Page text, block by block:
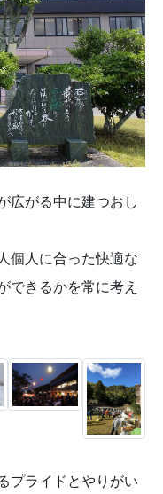
広がる中に建つおし
個人に合った快適な
できるかを常に考え
プライドとやりがい